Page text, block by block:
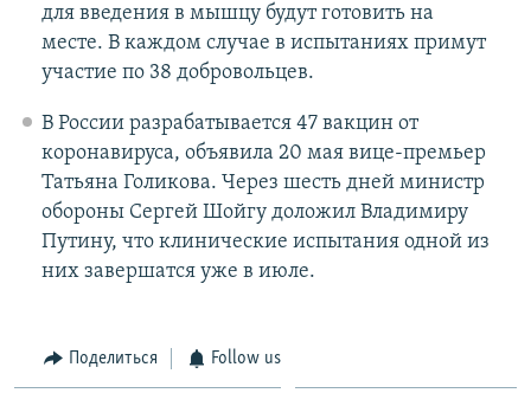
для введения в мышцу будут готовить на
месте. В каждом случае в испытаниях примут
участие по 38 добровольцев.
В России разрабатывается 47 вакцин от
коронавируса, объявила 20 мая вице-премьер
Татьяна Голикова. Через шесть дней министр
обороны Сергей Шойгу доложил Владимиру
Путину, что клинические испытания одной из
них завершатся уже в июле.
Поделиться Follow us